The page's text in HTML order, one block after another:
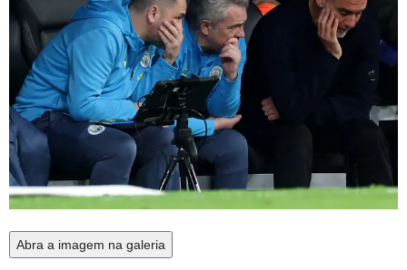
Abra a imagem na galeria